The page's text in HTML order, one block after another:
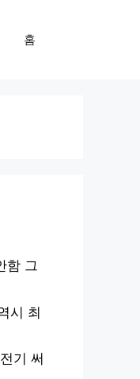
홈
함 그
시 최
기 써